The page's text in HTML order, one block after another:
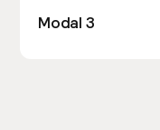
Modal 3